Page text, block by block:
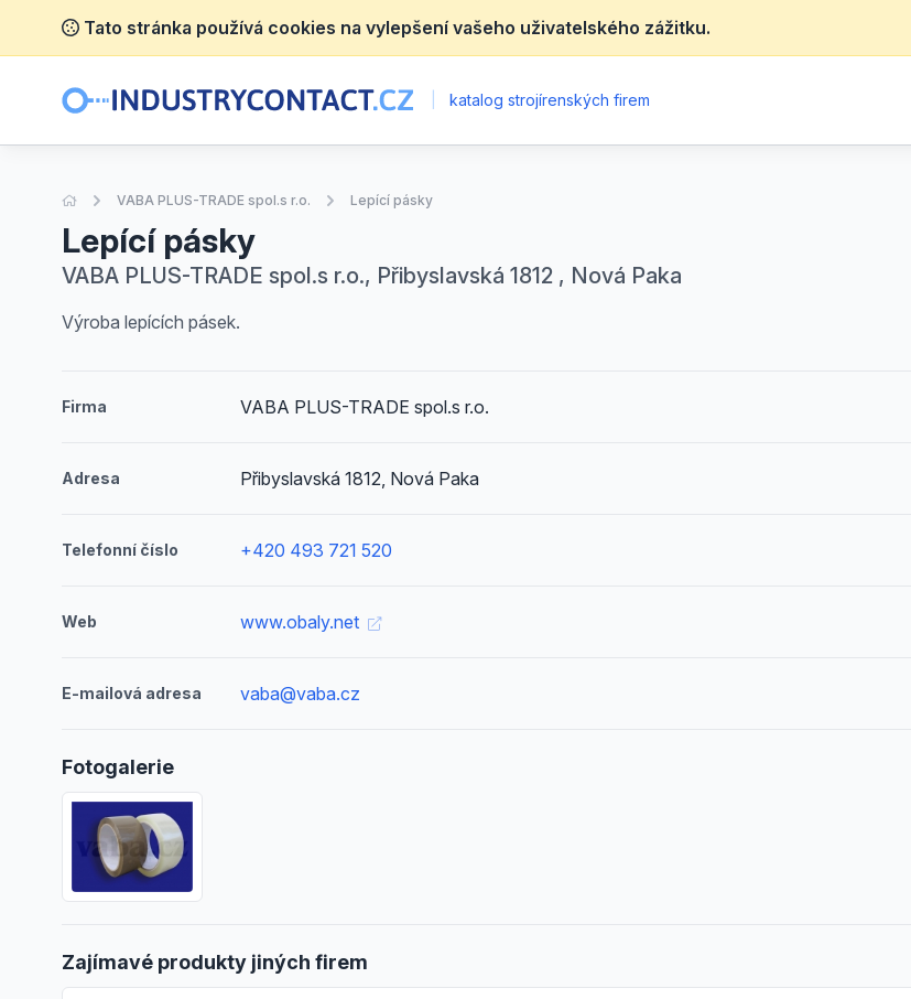
Tato stránka používá cookies na vylepšení vašeho uživatelského zážitku.
katalog strojírenských firem
Úvodní stránka
VABA PLUS-TRADE spol.s r.o. Lepící pásky
Lepící pásky
VABA PLUS-TRADE spol.s r.o., Přibyslavská 1812 , Nová Paka
Výroba lepících pásek.
Firma VABA PLUS-TRADE spol.s r.o.
Adresa Přibyslavská 1812, Nová Paka
Telefonní číslo +420 493 721 520
Web www.obaly.net
E-mailová adresa vaba@vaba.cz
Fotogalerie
Zajímavé produkty jiných firem